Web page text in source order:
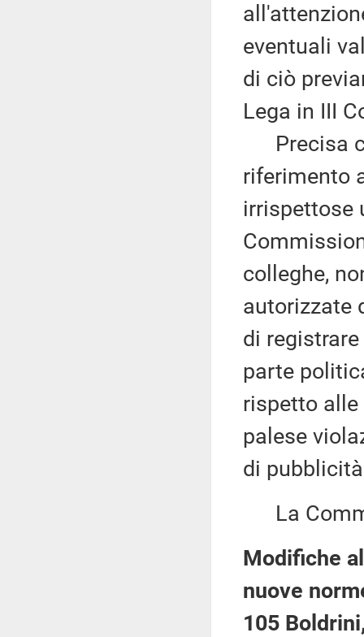
eventuali
di ciò
Lega in III
Precisa
riferimento
irrispettose
colleghe,
autorizzate
di
parte
rispetto
palese
di
La
Modifiche
nuove
105